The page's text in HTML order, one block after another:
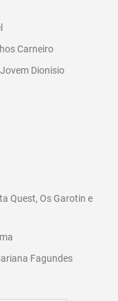
Carneiro
Dionisio
Quest, Os Garotin e
Fagundes